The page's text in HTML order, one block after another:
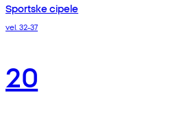
Sportske cipele
vel. 32-37
20